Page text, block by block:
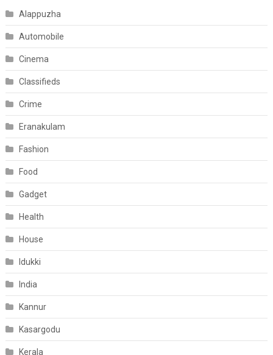
Alappuzha
Automobile
Cinema
Classifieds
Crime
Eranakulam
Fashion
Food
Gadget
Health
House
Idukki
India
Kannur
Kasargodu
Kerala